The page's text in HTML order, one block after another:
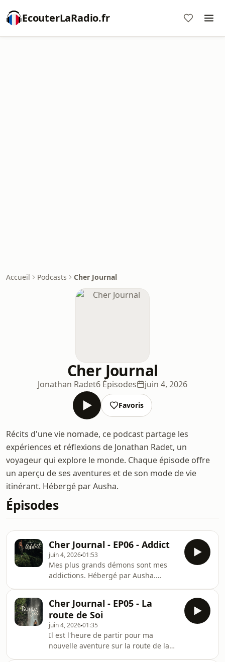
EcouterLaRadio.fr
Accueil Podcasts Cher Journal
Cher Journal
Jonathan Radet6 Épisodes juin 4, 2026
Favoris
Récits d'une vie nomade, ce podcast partage les
expériences et réflexions de Jonathan Radet, un
voyageur qui explore le monde. Chaque épisode offre
un aperçu de ses aventures et de son mode de vie
itinérant. Hébergé par Ausha.
Épisodes
Cher Journal - EP06 - Addict
juin 4, 202601:53
Mes plus grands démons sont mes
addictions. Hébergé par Ausha.
d'informations.
Cher Journal - EP05 - La
route de Soi
juin 4, 202601:35
Il est l'heure de partir pour ma
nouvelle aventure sur la route de la